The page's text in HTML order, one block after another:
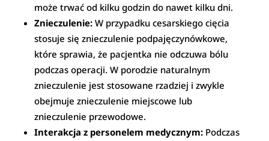
może trwać od kilku godzin do nawet kilku dni.
Znieczulenie: W przypadku cesarskiego cięcia
stosuje się znieczulenie podpajęczynówkowe,
które sprawia, że pacjentka nie odczuwa bólu
podczas operacji. W porodzie naturalnym
znieczulenie jest stosowane rzadziej i zwykle
obejmuje znieczulenie miejscowe lub
znieczulenie przewodowe.
Interakcja z personelem medycznym: Podczas